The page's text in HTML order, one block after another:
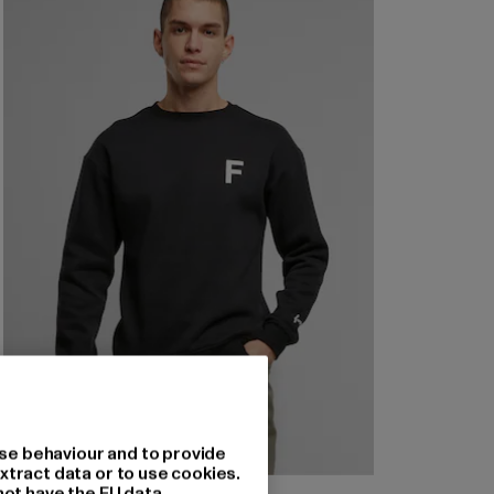
behaviour and to provide
data or to use cookies.